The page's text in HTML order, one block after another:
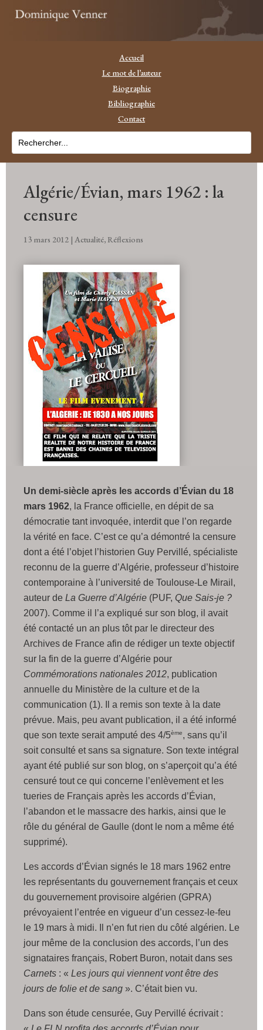
Accueil
Le mot de l’auteur
Biographie
Bibliographie
Contact
Algérie/Évian, mars 1962 : la
censure
13 mars 2012 | Actualité,Réflexions
Un demi-siècle après les accords d’Évian du 18
mars 1962, la France officielle, en dépit de sa
démocratie tant invoquée, interdit que l’on regarde
la vérité en face. C’est ce qu’a démontré la censure
dont a été l’objet l’historien Guy Pervillé, spécialiste
reconnu de la guerre d’Algérie, professeur d’histoire
contemporaine à l’université de Toulouse-Le Mirail,
auteur de La Guerre d’Algérie (PUF, Que Sais-je ?
2007). Comme il l’a expliqué sur son blog, il avait
été contacté un an plus tôt par le directeur des
Archives de France afin de rédiger un texte objectif
sur la fin de la guerre d’Algérie pour
Commémorations nationales 2012, publication
annuelle du Ministère de la culture et de la
communication (1). Il a remis son texte à la date
prévue. Mais, peu avant publication, il a été informé
que son texte serait amputé des 4/5ème, sans qu’il
soit consulté et sans sa signature. Son texte intégral
ayant été publié sur son blog, on s’aperçoit qu’a été
censuré tout ce qui concerne l’enlèvement et les
tueries de Français après les accords d’Évian,
l’abandon et le massacre des harkis, ainsi que le
rôle du général de Gaulle (dont le nom a même été
supprimé).
Les accords d’Évian signés le 18 mars 1962 entre
les représentants du gouvernement français et ceux
du gouvernement provisoire algérien (GPRA)
prévoyaient l’entrée en vigueur d’un cessez-le-feu
le 19 mars à midi. Il n’en fut rien du côté algérien. Le
jour même de la conclusion des accords, l’un des
signataires français, Robert Buron, notait dans ses
Carnets : « Les jours qui viennent vont être des
jours de folie et de sang ». C’était bien vu.
Dans son étude censurée, Guy Pervillé écrivait :